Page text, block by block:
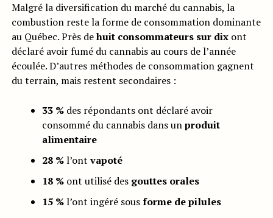
Malgré la diversification du marché du cannabis, la
combustion reste la forme de consommation dominante
au Québec. Près dehuit consommateurs sur dixont
déclaré avoir fumé du cannabis au cours de l’année
écoulée. D’autres méthodes de consommation gagnent
du terrain, mais restent secondaires :
33 %des répondants ont déclaré avoir
consommé du cannabis dans unproduit
alimentaire
28 %l’ontvapoté
18 %ont utilisé des gouttes orales
15 %l’ont ingéré sousforme de pilules